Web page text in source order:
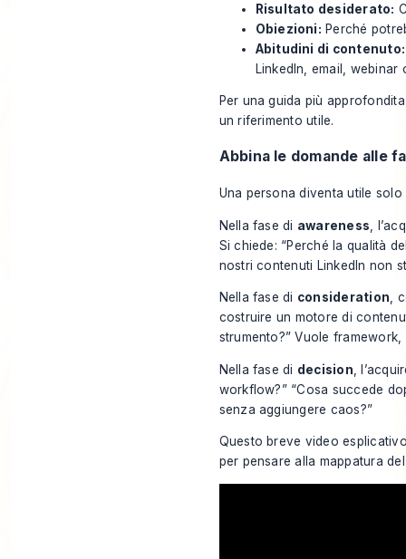
Risultato desiderato:
Obiezioni: Perché
Abitudini di contenuto:
LinkedIn, email, webinar
Per una guida più
un riferimento utile.
Abbina le domande alle
Una persona diventa utile
Nella fase di awareness ,
Si chiede: “Perché la qualità
nostri contenuti LinkedIn non
Nella fase di consideration ,
costruire un motore di
strumento?” Vuole
Nella fase di decision ,
workflow?” “Cosa succede
senza aggiungere caos?”
Questo breve video
per pensare alla mappatura